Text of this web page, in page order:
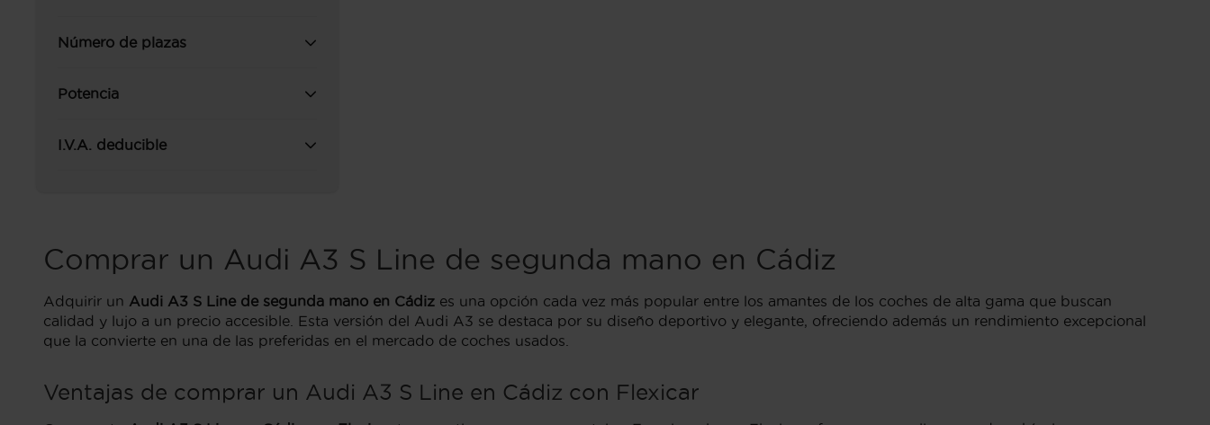
Número de plazas
Potencia
I.V.A. deducible
Comprar un Audi A3 S Line de segunda mano en Cádiz
Adquirir un Audi A3 S Line de segunda mano en Cádiz es una opción cada vez más popular entre los amantes de los coches de alta gama que buscan
calidad y lujo a un precio accesible. Esta versión del Audi A3 se destaca por su diseño deportivo y elegante, ofreciendo además un rendimiento excepcional
que la convierte en una de las preferidas en el mercado de coches usados.
Ventajas de comprar un Audi A3 S Line en Cádiz con Flexicar